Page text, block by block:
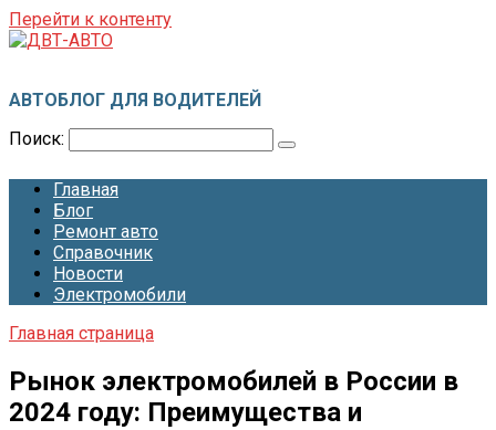
Перейти к контенту
АВТОБЛОГ ДЛЯ ВОДИТЕЛЕЙ
Поиск:
Главная
Блог
Ремонт авто
Справочник
Новости
Электромобили
Главная страница
Рынок электромобилей в России в
2024 году: Преимущества и